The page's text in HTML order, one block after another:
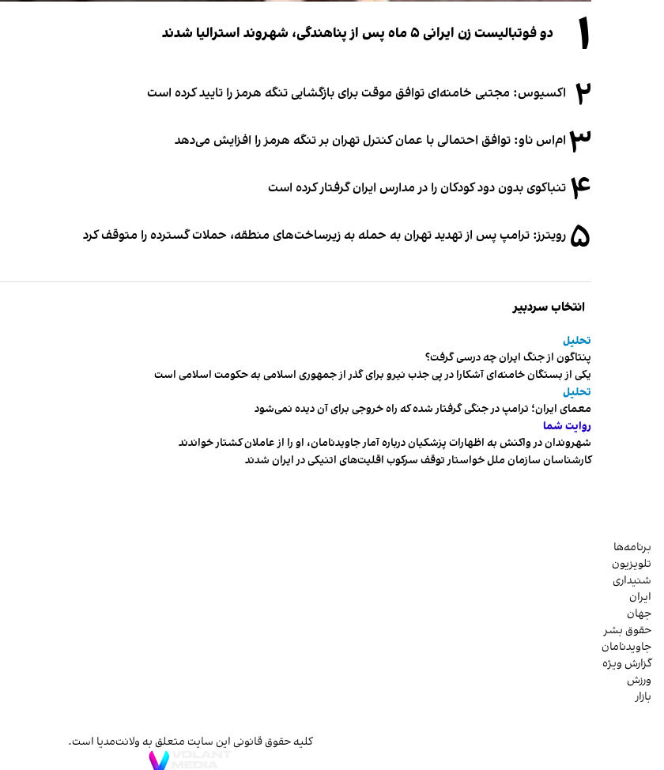
۱ دو فوتبالیست زن ایرانی ۵ ماه پس از پناهندگی، شهروند استرالیا شدند
۲ اکسیوس: مجتبی خامنه‌ای توافق موقت برای بازگشایی تنگه هرمز را تایید کرده است
۳ ام‌اس ناو: توافق احتمالی با عمان کنترل تهران بر تنگه هرمز را افزایش می‌دهد
۴ تنباکوی بدون دود کودکان را در مدارس ایران گرفتار کرده است
۵ رویترز: ترامپ پس از تهدید تهران به حمله به زیرساخت‌های منطقه، حملات گسترده را متوقف کرد
انتخاب سردبیر
تحلیل
پنتاگون از جنگ ایران چه درسی گرفت؟
یکی از بستگان خامنه‌ای آشکارا در پی جذب نیرو برای گذر از جمهوری اسلامی به حکومت اسلامی است
تحلیل
معمای ایران؛ ترامپ در جنگی گرفتار شده که راه خروجی برای آن دیده نمی‌شود
روایت شما
شهروندان در واکنش به اظهارات پزشکیان درباره آمار جاویدنامان، او را از عاملان کشتار خواندند
کارشناسان سازمان ملل خواستار توقف سرکوب اقلیت‌های اتنیکی در ایران شدند
برنامه‌ها
تلویزیون
شنیداری
ایران
جهان
حقوق بشر
جاویدنامان
گزارش ویژه
ورزش
بازار
کلیه حقوق قانونی این سایت متعلق به ولانت‌مدیا است.